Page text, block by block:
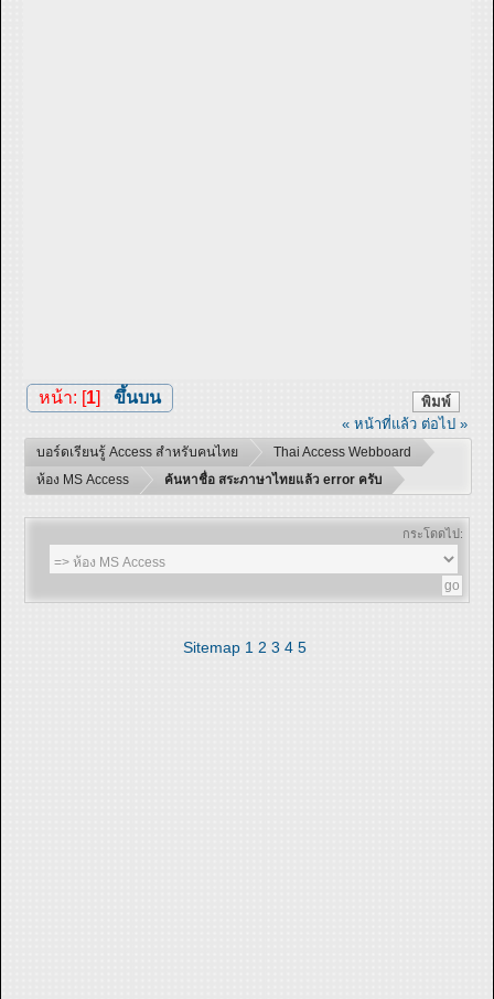
พิมพ์
หน้า: [1] ขึ้นบน
« หน้าที่แล้ว ต่อไป »
บอร์ดเรียนรู้ Access สำหรับคนไทย
Thai Access Webboard
ห้อง MS Access
ค้นหาชื่อ สระภาษาไทยแล้ว error ครับ
กระโดดไป:
Sitemap 1 2 3 4 5